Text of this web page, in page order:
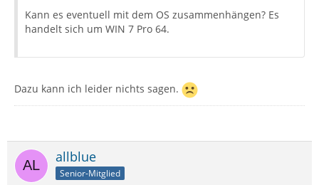
Kann es eventuell mit dem OS zusammenhängen? Es
handelt sich um WIN 7 Pro 64.
Dazu kann ich leider nichts sagen.
allblue
Senior-Mitglied